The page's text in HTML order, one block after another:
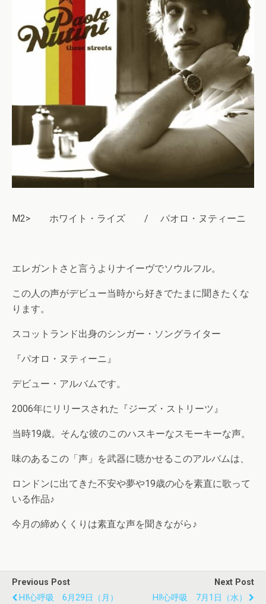
M2> ホワイト・ライズ / パオロ・ヌティーニ
エレガントさと言うよりナイーヴでソウルフル。
この人の声がデビュー当時から好きでたまに聞きたくな
ります。
スコットランド出身のシンガー・ソングライター
『パオロ・ヌティーニ』
デビュー・アルバムです。
2006年にリリースされた『ジーズ・ストリーツ』
当時19歳。そんな彼のこのハスキーなスモーキーな声。
味のあるこの「声」を武器に聴かせるこのアルバムは、
ロンドンに出てきた不安や夢や19歳の心を素直に歌って
いる作品♪
今月の締めくくりは素直な声を聞きながら♪
Previous Post
HI!心呼吸 6月29日（月）
Next Post
HI!心呼吸 7月1日（水）